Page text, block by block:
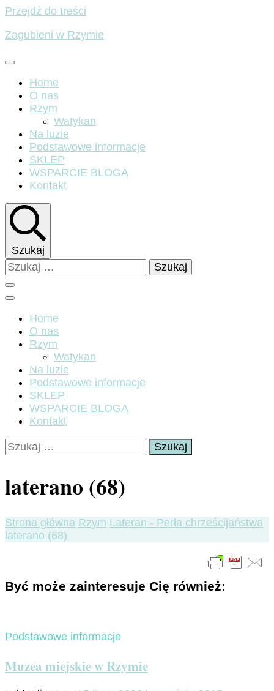
Przejdź do treści
Zagubieni w Rzymie
Home
O nas
Rzym
Watykan
Na luzie
Podstawowe informacje
SKLEP
WSPARCIE BLOGA
Kontakt
Szukaj
Szukaj:
Home
O nas
Rzym
Watykan
Na luzie
Podstawowe informacje
SKLEP
WSPARCIE BLOGA
Kontakt
Szukaj:
laterano (68)
Strona główna Rzym Lateran - Perła chrześcijaństwa
laterano (68)
Być może zainteresuje Cię również:
Podstawowe informacje
Muzea miejskie w Rzymie